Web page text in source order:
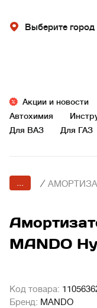
Выберите город
Акции и новости
Автохимия
Для ВАЗ
Для ГАЗ
... /
MANDO
Код товара:
Бренд: MANDO